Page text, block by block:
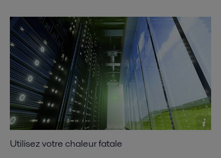
Where size really counts
2016-10-25 234 kB
Utilisez votre chaleur fatale